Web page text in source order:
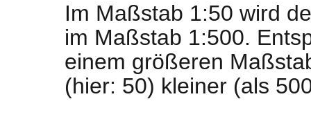
Im Maßstab 1:50 wird
im Maßstab 1:500.
einem größeren
(hier: 50) kleiner (als